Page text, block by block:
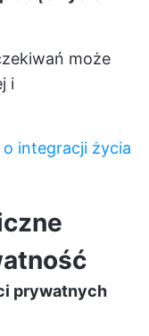
może
i
integracji życia
prywatnych